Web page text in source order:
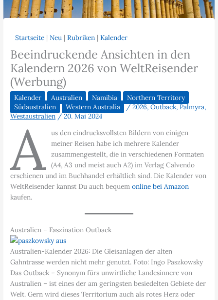
Startseite |Neu |Rubriken |Kalender
Beeindruckende Ansichten in den
Kalendern 2026 von WeltReisender
(Werbung)
Kalender Australien Namibia
Northern Territory
Südaustralien
Western Australia /2026,Outback,Palmyra,
Westaustralien/20. Mai 2024
A
us den eindrucksvollsten Bildern von einigen
meiner Reisen habe ich mehrere Kalender
zusammengestellt, die in verschiedenen Formaten
(A4, A3 und meist auch A2) im Verlag Calvendo
erschienen und im Buchhandel erhältlich sind. Die Kalender von
WeltReisender kannst Du auch bequemonline bei Amazon
kaufen.
Australien – Faszination Outback
Australien-Kalender 2026: Die Gleisanlagen der alten
Gahntrasse werden nicht mehr genutzt. Foto: Ingo Paszkowsky
Das Outback – Synonym fürs unwirtliche Landesinnere von
Australien – ist eines der am geringsten besiedelten Gebiete der
Welt. Gern wird dieses Territorium auch als rotes Herz oder